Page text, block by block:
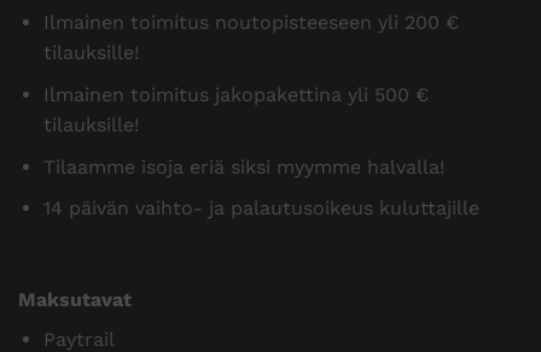
Ilmainen toimitus noutopisteeseen yli 200 €
tilauksille!
Ilmainen toimitus jakopakettina yli 500 €
tilauksille!
Tilaamme isoja eriä siksi myymme halvalla!
14 päivän vaihto- ja palautusoikeus kuluttajille
Maksutavat
Paytrail